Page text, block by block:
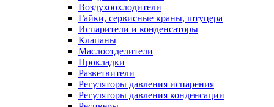
Воздухоохлодители
Гайки, сервисные краны, штуцера
Испарители и конденсаторы
Клапаны
Маслоотделители
Прокладки
Разветвители
Регуляторы давления испарения
Регуляторы давления конденсации